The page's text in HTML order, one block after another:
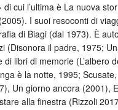
cui l’ultima è La nuova
I suoi resoconti di
di Biagi (dal 1973). È
(Disonora il padre, 1975;
libri di memorie (L’albero
è la notte, 1995; Scusate,
Un giorno ancora (2001),
alla finestra (Rizzoli